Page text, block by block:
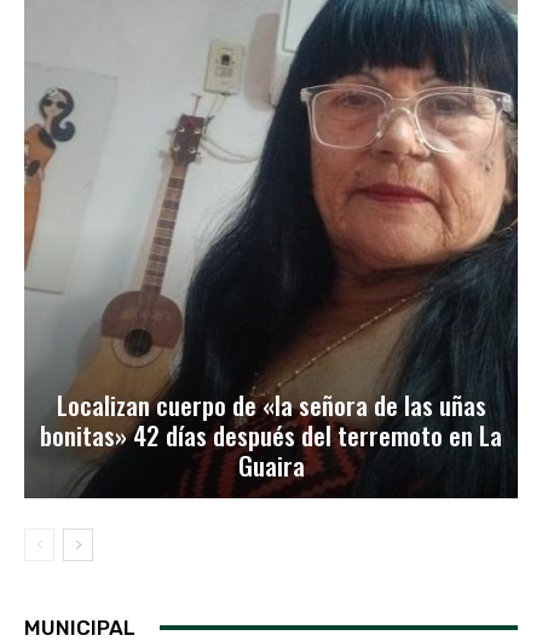
Localizan cuerpo de «la señora de las uñas
bonitas» 42 días después del terremoto en La
Guaira
MUNICIPAL